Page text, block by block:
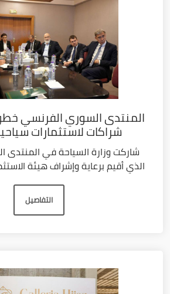
المنتدى السوري الفرنسي
شراكات لاستثمارات
شاركت وزارة السياحة في المنتدى
الذي أقيم برعاية وإشراف هيئة
التفاصيل